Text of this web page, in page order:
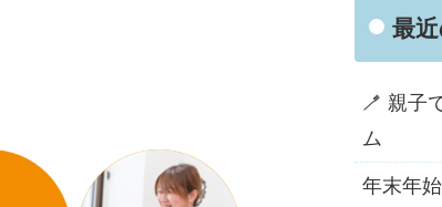
最
🪥 親子
ム
年末年